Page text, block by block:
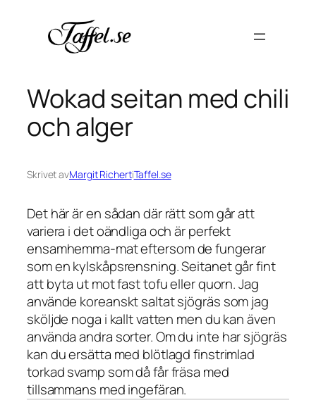
innehåll
Wokad seitan med chili
och alger
Skrivet avMargit RichertiTaffel.se
Det här är en sådan där rätt som går att
variera i det oändliga och är perfekt
ensamhemma-mat eftersom de fungerar
som en kylskåpsrensning. Seitanet går fint
att byta ut mot fast tofu eller quorn. Jag
använde koreanskt saltat sjögräs som jag
sköljde noga i kallt vatten men du kan även
använda andra sorter. Om du inte har sjögräs
kan du ersätta med blötlagd finstrimlad
torkad svamp som då får fräsa med
tillsammans med ingefäran.